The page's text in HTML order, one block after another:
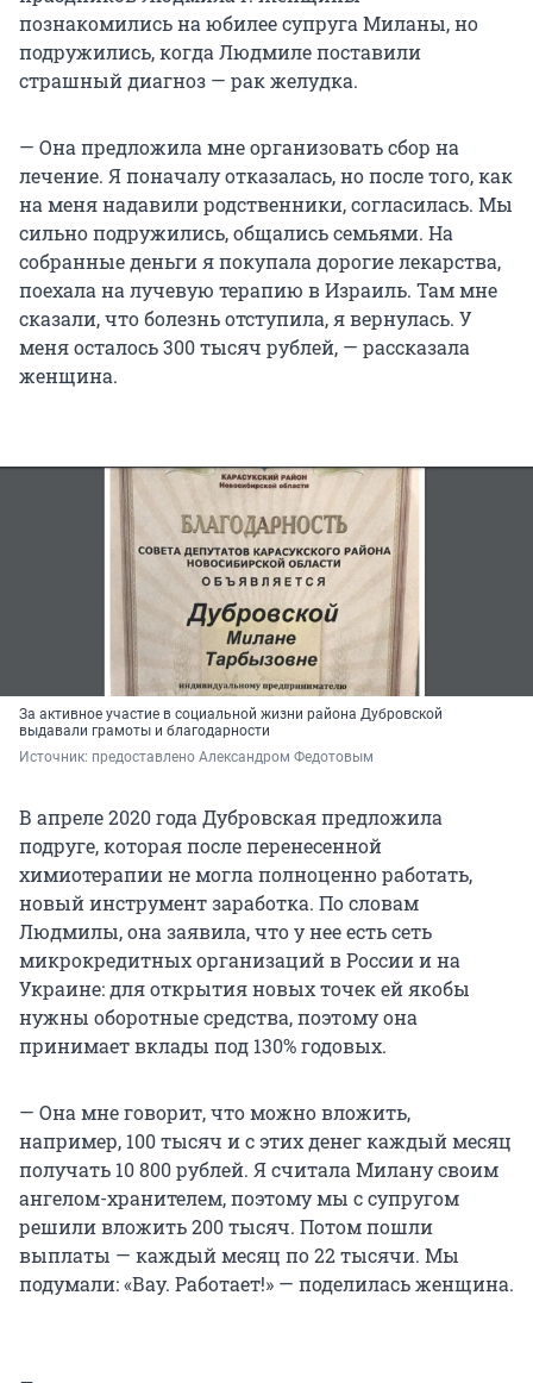
познакомились на юбилее супруга Миланы, но
подружились, когда Людмиле поставили
страшный диагноз — рак желудка.
— Она предложила мне организовать сбор на
лечение. Я поначалу отказалась, но после того, как
на меня надавили родственники, согласилась. Мы
сильно подружились, общались семьями. На
собранные деньги я покупала дорогие лекарства,
поехала на лучевую терапию в Израиль. Там мне
сказали, что болезнь отступила, я вернулась. У
меня осталось 300 тысяч рублей, — рассказала
женщина.
За активное участие в социальной жизни района Дубровской
выдавали грамоты и благодарности
Источник: предоставлено Александром Федотовым
В апреле 2020 года Дубровская предложила
подруге, которая после перенесенной
химиотерапии не могла полноценно работать,
новый инструмент заработка. По словам
Людмилы, она заявила, что у нее есть сеть
микрокредитных организаций в России и на
Украине: для открытия новых точек ей якобы
нужны оборотные средства, поэтому она
принимает вклады под 130% годовых.
— Она мне говорит, что можно вложить,
например, 100 тысяч и с этих денег каждый месяц
получать 10 800 рублей. Я считала Милану своим
ангелом-хранителем, поэтому мы с супругом
решили вложить 200 тысяч. Потом пошли
выплаты — каждый месяц по 22 тысячи. Мы
подумали: «Вау. Работает!» — поделилась женщина.